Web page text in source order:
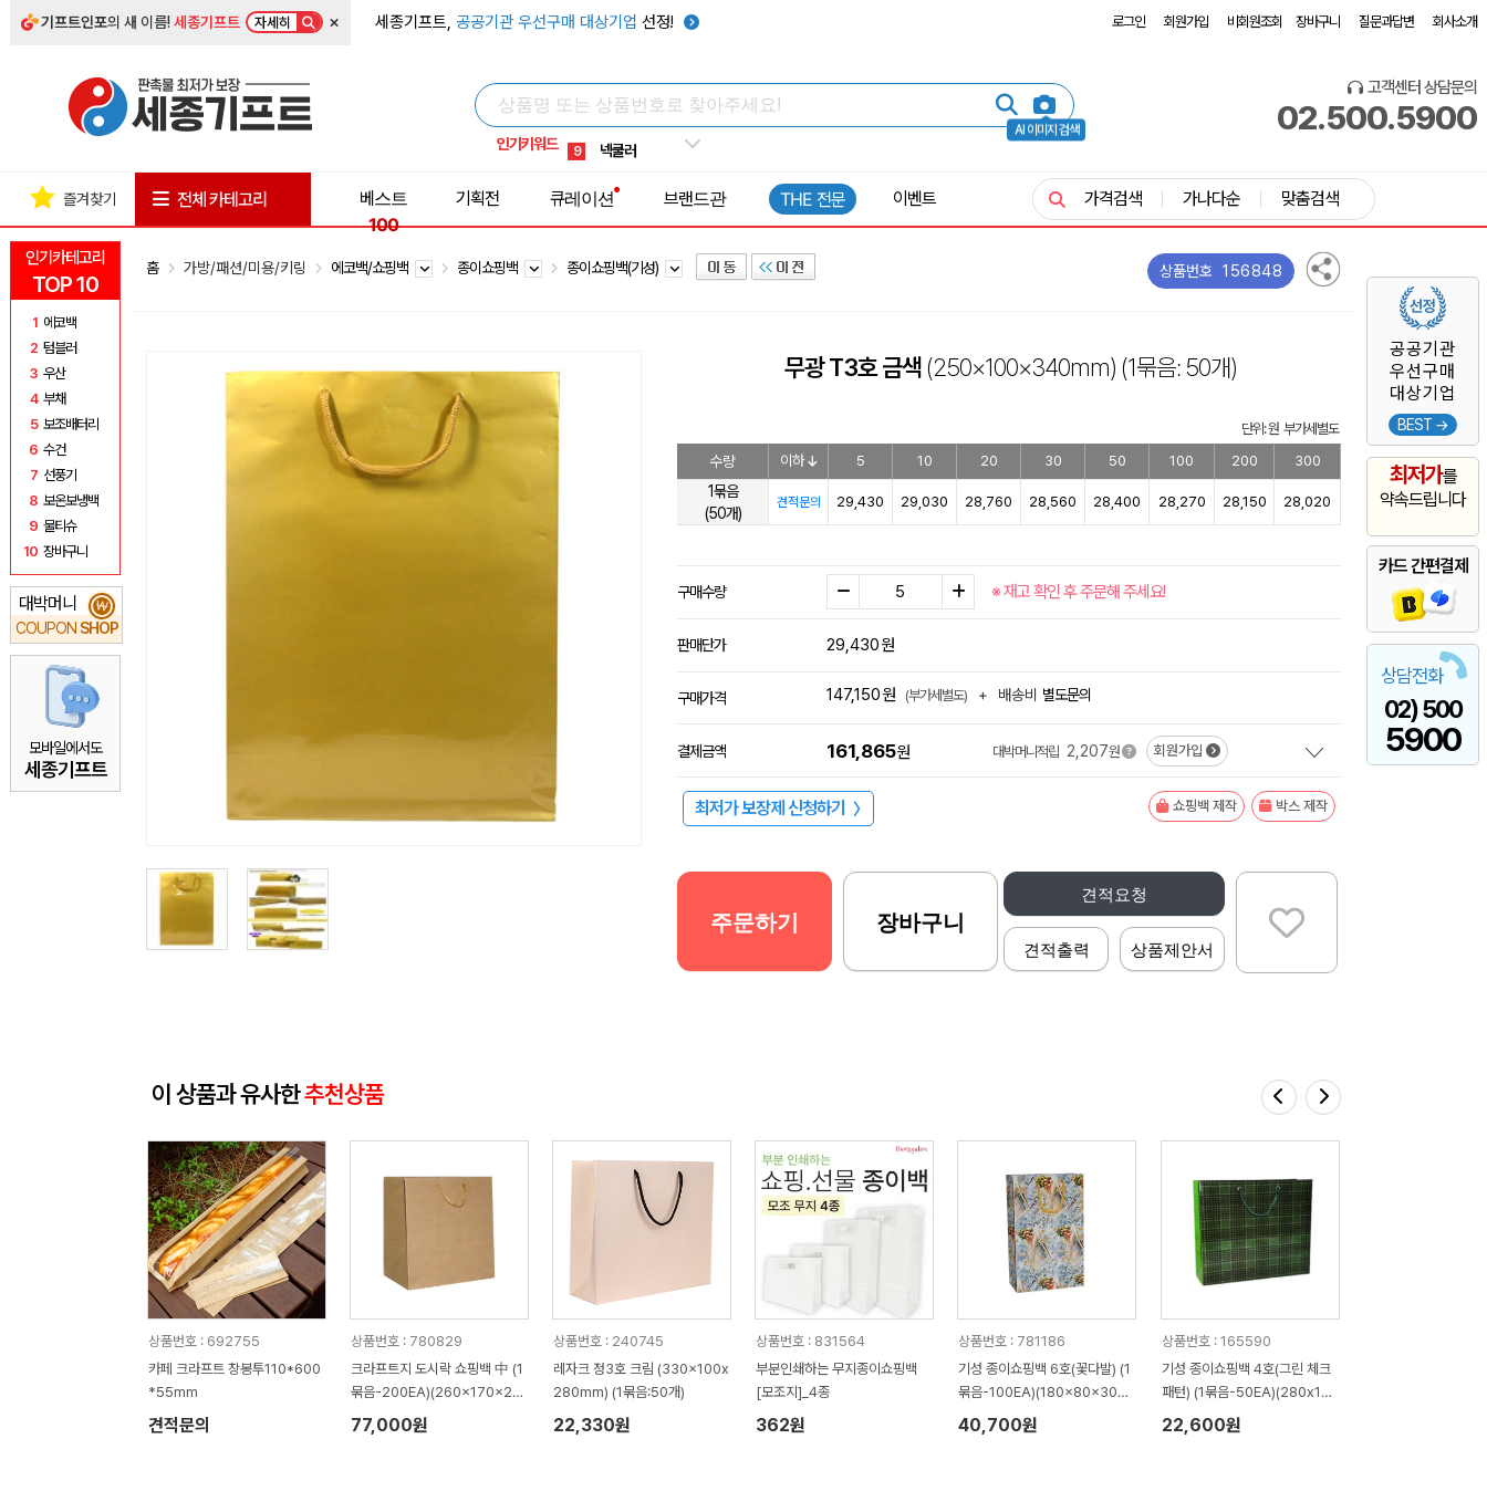
기프트인포의 새 이름!세종기프트 자세히 × 세종기프트, 공공기관 우선구매 대상기업 선정! 로그인 회원가입 비회원조회 장바구니 질문과답변 회사소개
AI 이미지 검색
인기키워드
5 키캡
8 쿨토시
9 넥쿨러
1 선풍기
고객센터 상담문의
02.500.5900
인기카테고리
TOP 10
1 에코백
2 텀블러
3 우산
4 부채
5 보조배터리
6 수건
7 선풍기
8 보온보냉백
9 물티슈
10 장바구니
대박머니
COUPON SHOP
₩
모바일에서도
세종기프트
공공기관
우선구매
대상기업
BEST →
최저가를
약속드립니다
카드 간편결제
상담전화
02) 500
5900
즐겨찾기 전체 카테고리
베스트
100
기획전 큐레이션 브랜드관 THE 전문 이벤트 가격검색 가나다순 맞춤검색
홈 가방/패션/미용/키링 에코백/쇼핑백 종이쇼핑백 종이쇼핑백(기성) 상품번호 156848
무광 T3호 금색(250×100×340mm) (1묶음: 50개)
단위: 원 부가세별도
수량 이하 5 10 20 30 50 100 200 300
1묶음
(50개)
견적문의 29,430 29,030 28,760 28,560 28,400 28,270 28,150 28,020
구매수량 ※ 재고 확인 후 주문해 주세요!
판매단가 29,430원
구매가격 147,150원 (부가세별도) + 배송비 별도문의
결제금액 161,865원 대박머니적립 2,207원 회원가입
최저가 보장제 신청하기 〉 쇼핑백 제작 박스 제작
견적요청
견적출력 상품제안서
주문하기 장바구니
이 상품과 유사한추천상품
상품번호 : 692755
카페 크라프트 창봉투110*600
*55mm
견적문의
상품번호 : 780829
크라프트지 도시락 쇼핑백 中 (1
묶음-200EA)(260x170x27
0mm)
77,000원
상품번호 : 240745
레자크 정3호 크림 (330x100x
280mm) (1묶음:50개)
22,330원
상품번호 : 831564
부분인쇄하는 무지종이쇼핑백
[모조지]_4종
362원
상품번호 : 781186
기성 종이쇼핑백 6호(꽃다발) (1
묶음-100EA)(180x80x300
mm)
40,700원
상품번호 : 165590
기성 종이쇼핑백 4호(그린 체크
패턴) (1묶음-50EA)(280x10
0x260mm)
22,600원